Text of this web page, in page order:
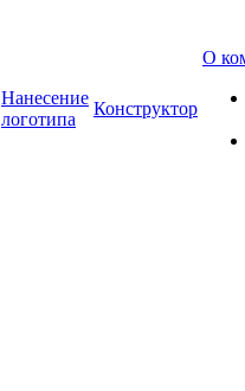
Нанесение
логотипа
Конструктор
О